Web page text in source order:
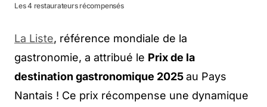
Les 4 restaurateurs récompensés
La Liste, référence mondiale de la
gastronomie, a attribué le Prix de la
destination gastronomique 2025au Pays
Nantais ! Ce prix récompense une dynamique